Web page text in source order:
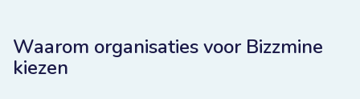
Waarom organisaties voor Bizzmine
kiezen